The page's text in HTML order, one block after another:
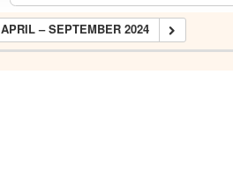
APRIL – SEPTEMBER 2024